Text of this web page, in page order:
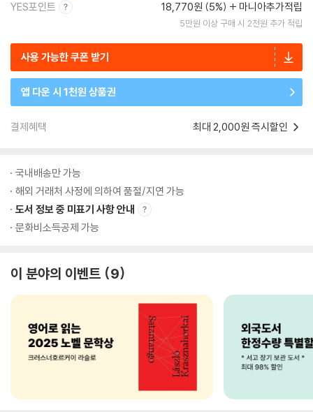
YES포인트 18,770원 (5%) 마니아추가적립
5만원 이상 구매 시 2천원 추가 적립
사용 가능한 쿠폰 받기
앱 다운 시 1천원 상품권
결제혜택 최대 2,000원 즉시할인
국내배송만 가능
해외 거래처 사정에 의하여 품절/지연 가능
도서 정보 중 미표기 사항 안내
문화비소득공제 가능
이 분야의 이벤트 9